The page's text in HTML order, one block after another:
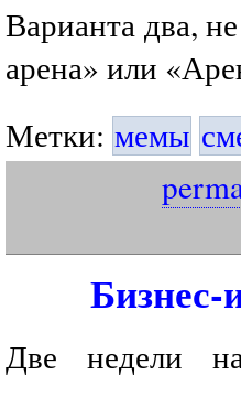
Варианта два,
арена» или
Метки: мемы
Две недели